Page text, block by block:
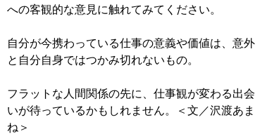
への客観的な意見に触れてみてください。
自分が今携わっている仕事の意義や価値は、意外
と自分自身ではつかみ切れないもの。
フラットな人間関係の先に、仕事観が変わる出会
いが待っているかもしれません。＜文／沢渡あま
ね＞